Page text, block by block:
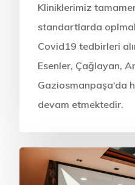
Kliniklerimiz
standartlarda
Covid19 tedbirleri
Esenler, Çağlayan,
Gaziosmanpaşa‘da
devam etmektedir.